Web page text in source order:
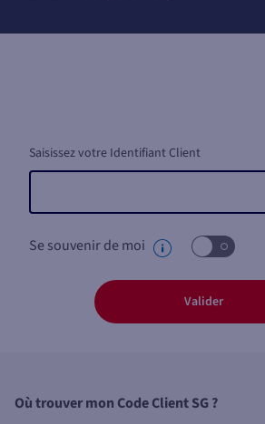
Saisissez votre Identifiant Client
Se souvenir de moi
Valider
Où trouver mon Code Client SG ?